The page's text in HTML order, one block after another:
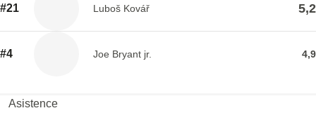
#21 Luboš Kovář 5,2
#4 Joe Bryant jr. 4,9
Asistence